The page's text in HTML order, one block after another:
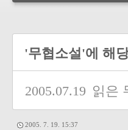
'무협소설'에 해
2005.07.19 읽은
2005. 7. 19. 15:37